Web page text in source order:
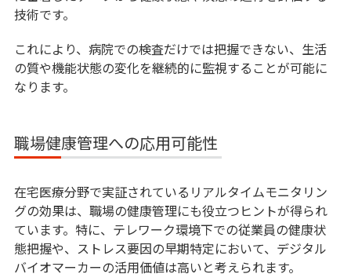
技術です。
これにより、病院での検査だけでは把握できない、生活
の質や機能状態の変化を継続的に監視することが可能に
なります。
職場健康管理への応用可能性
在宅医療分野で実証されているリアルタイムモニタリン
グの効果は、職場の健康管理にも役立つヒントが得られ
ています。特に、テレワーク環境下での従業員の健康状
態把握や、ストレス要因の早期特定において、デジタル
バイオマーカーの活用価値は高いと考えられます。